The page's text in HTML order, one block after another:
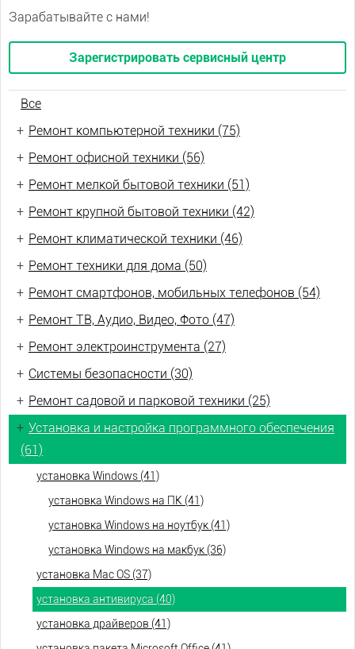
Зарабатывайте с нами!
Зарегистрировать сервисный центр
Все
+ Ремонт компьютерной техники (75)
+ Ремонт офисной техники (56)
+ Ремонт мелкой бытовой техники (51)
+ Ремонт крупной бытовой техники (42)
+ Ремонт климатической техники (46)
+ Ремонт техники для дома (50)
+ Ремонт смартфонов, мобильных телефонов (54)
+ Ремонт ТВ, Аудио, Видео, Фото (47)
+ Ремонт электроинструмента (27)
+ Системы безопасности (30)
+ Ремонт садовой и парковой техники (25)
+ Установка и настройка программного обеспечения
(61)
установка Windows (41)
установка Windows на ПК (41)
установка Windows на ноутбук (41)
установка Windows на макбук (36)
установка Mac OS (37)
установка антивируса (40)
установка драйверов (41)